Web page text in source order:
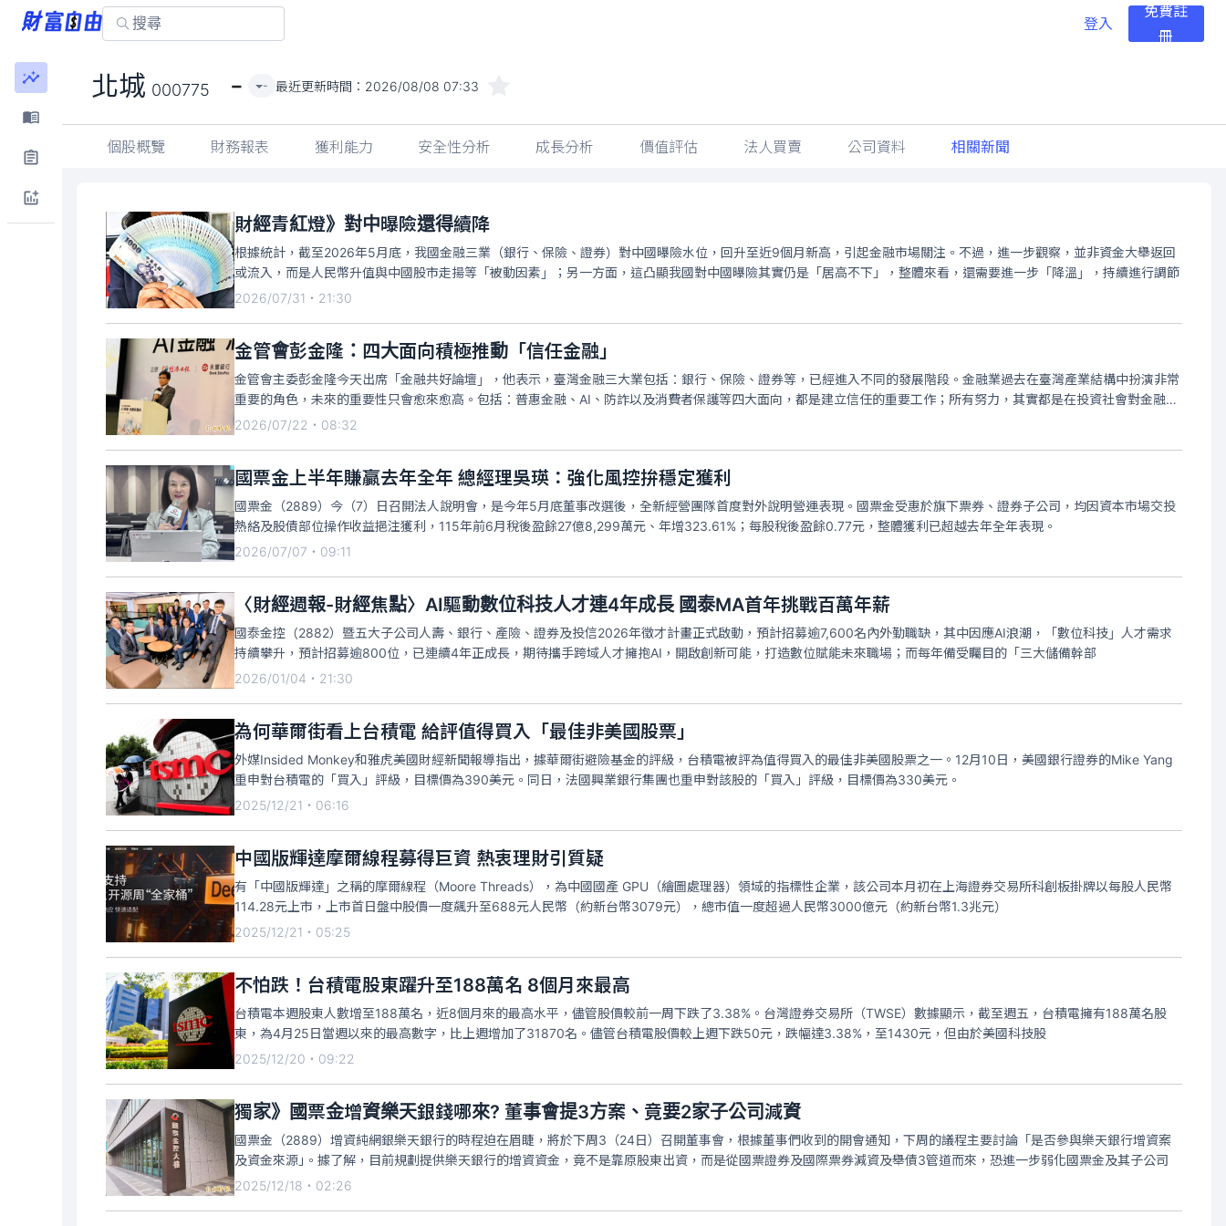
登入
免費註
冊
北城 000775 - - 最近更新時間： 2026/08/08 07:33
個股概覽 財務報表 獲利能力 安全性分析 成長分析 價值評估 法人買賣 公司資料 相關新聞
財經青紅燈》對中曝險還得續降
根據統計，截至2026年5月底，我國金融三業（銀行、保險、證券）對中國曝險水位，回升至近9個月新高，引起金融市場關注。不過，進一步觀察，並非資金大舉返回
或流入，而是人民幣升值與中國股市走揚等「被動因素」；另一方面，這凸顯我國對中國曝險其實仍是「居高不下」，整體來看，還需要進一步「降溫」，持續進行調節
2026/07/31・21:30
金管會彭金隆：四大面向積極推動「信任金融」
金管會主委彭金隆今天出席「金融共好論壇」，他表示，臺灣金融三大業包括：銀行、保險、證券等，已經進入不同的發展階段。金融業過去在臺灣產業結構中扮演非常
重要的角色，未來的重要性只會愈來愈高。包括：普惠金融、AI、防詐以及消費者保護等四大面向，都是建立信任的重要工作；所有努力，其實都是在投資社會對金融業
的
2026/07/22・08:32
國票金上半年賺贏去年全年 總經理吳瑛：強化風控拚穩定獲利
國票金（2889）今（7）日召開法人說明會，是今年5月底董事改選後，全新經營團隊首度對外說明營運表現。國票金受惠於旗下票券、證券子公司，均因資本市場交投
熱絡及股債部位操作收益挹注獲利，115年前6月稅後盈餘27億8,299萬元、年增323.61%；每股稅後盈餘0.77元，整體獲利已超越去年全年表現。
2026/07/07・09:11
〈財經週報-財經焦點〉AI驅動數位科技人才連4年成長 國泰MA首年挑戰百萬年薪
國泰金控（2882）暨五大子公司人壽、銀行、產險、證券及投信2026年徵才計畫正式啟動，預計招募逾7,600名內外勤職缺，其中因應AI浪潮，「數位科技」人才需求
持續攀升，預計招募逾800位，已連續4年正成長，期待攜手跨域人才擁抱AI，開啟創新可能，打造數位賦能未來職場；而每年備受矚目的「三大儲備幹部
2026/01/04・21:30
為何華爾街看上台積電 給評值得買入「最佳非美國股票」
外媒Insided Monkey和雅虎美國財經新聞報導指出，據華爾街避險基金的評級，台積電被評為值得買入的最佳非美國股票之一。12月10日，美國銀行證券的Mike Yang
重申對台積電的「買入」評級，目標價為390美元。同日，法國興業銀行集團也重申對該股的「買入」評級，目標價為330美元。
2025/12/21・06:16
中國版輝達摩爾線程募得巨資 熱衷理財引質疑
有「中國版輝達」之稱的摩爾線程（Moore Threads），為中國國產 GPU（繪圖處理器）領域的指標性企業，該公司本月初在上海證券交易所科創板掛牌以每股人民幣
114.28元上市，上市首日盤中股價一度飆升至688元人民幣（約新台幣3079元），總市值一度超過人民幣3000億元（約新台幣1.3兆元）
2025/12/21・05:25
不怕跌！台積電股東躍升至188萬名 8個月來最高
台積電本週股東人數增至188萬名，近8個月來的最高水平，儘管股價較前一周下跌了3.38%。台灣證券交易所（TWSE）數據顯示，截至週五，台積電擁有188萬名股
東，為4月25日當週以來的最高數字，比上週增加了31870名。儘管台積電股價較上週下跌50元，跌幅達3.38%，至1430元，但由於美國科技股
2025/12/20・09:22
獨家》國票金增資樂天銀錢哪來? 董事會提3方案、竟要2家子公司減資
國票金（2889）增資純網銀樂天銀行的時程迫在眉睫，將於下周3（24日）召開董事會，根據董事們收到的開會通知，下周的議程主要討論「是否參與樂天銀行增資案
及資金來源｣。據了解，目前規劃提供樂天銀行的增資資金，竟不是靠原股東出資，而是從國票證券及國際票券減資及舉債3管道而來，恐進一步弱化國票金及其子公司
2025/12/18・02:26